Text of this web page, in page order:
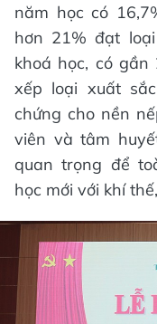
năm học có
hơn 21% đạt
khoá học, có
xếp loại xuất
chứng cho nền
viên và tâm
quan trọng để
học mới với khí